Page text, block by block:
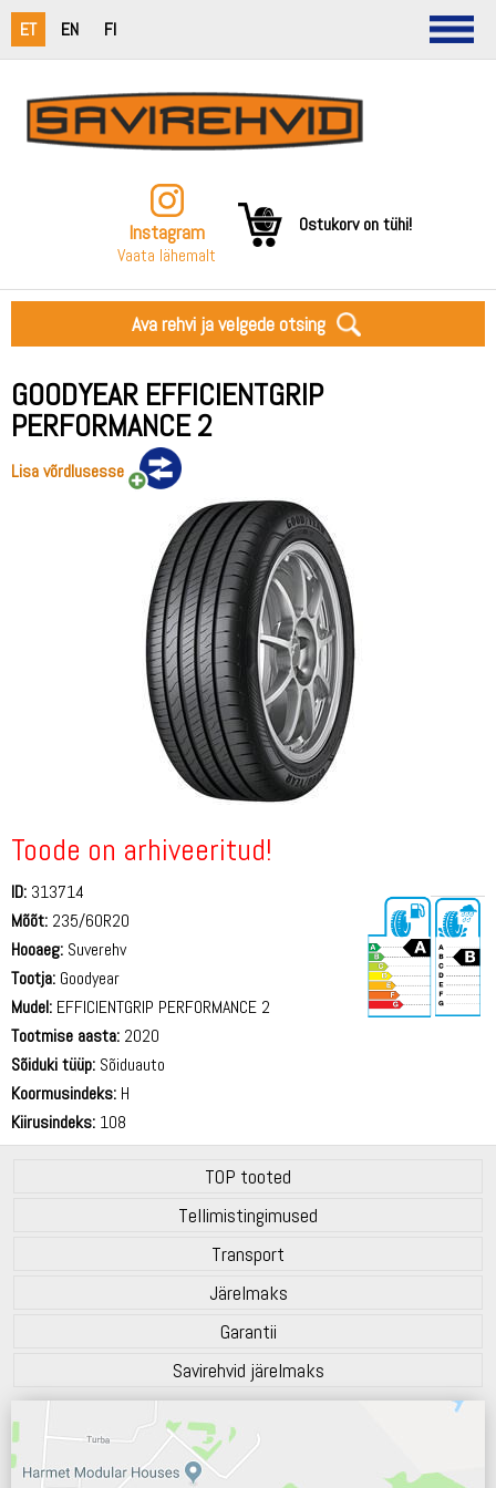
ET EN FI
Instagram
Vaata lähemalt
Ostukorv on tühi!
Ava rehvi ja velgede otsing
GOODYEAR EFFICIENTGRIP
PERFORMANCE 2
Lisa võrdlusesse
Toode on arhiveeritud!
ID: 313714
Mõõt: 235/60R20
Hooaeg: Suverehv
Tootja: Goodyear
Mudel: EFFICIENTGRIP PERFORMANCE 2
Tootmise aasta: 2020
Sõiduki tüüp: Sõiduauto
Koormusindeks: H
Kiirusindeks: 108
TOP tooted
Tellimistingimused
Transport
Järelmaks
Garantii
Savirehvid järelmaks